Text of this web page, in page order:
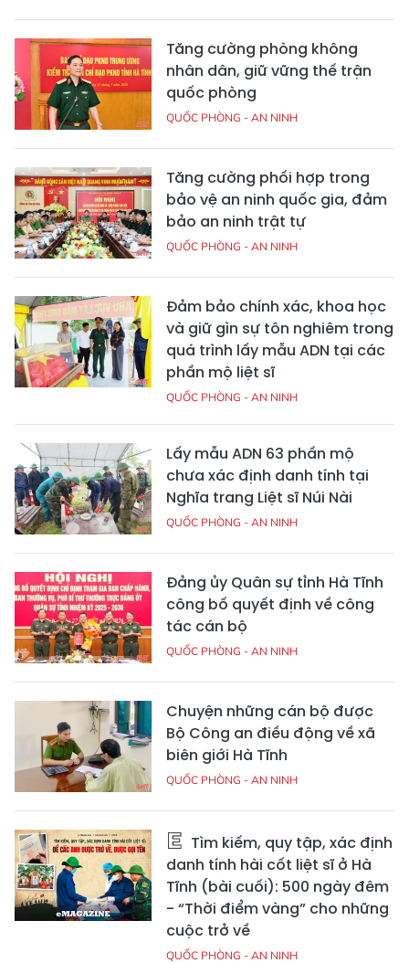
Tăng cường phòng không
nhân dân, giữ vững thế trận
quốc phòng
QUỐC PHÒNG - AN NINH
Tăng cường phối hợp trong
bảo vệ an ninh quốc gia, đảm
bảo an ninh trật tự
QUỐC PHÒNG - AN NINH
Đảm bảo chính xác, khoa học
và giữ gìn sự tôn nghiêm trong
quá trình lấy mẫu ADN tại các
phần mộ liệt sĩ
QUỐC PHÒNG - AN NINH
Lấy mẫu ADN 63 phần mộ
chưa xác định danh tính tại
Nghĩa trang Liệt sĩ Núi Nài
QUỐC PHÒNG - AN NINH
Đảng ủy Quân sự tỉnh Hà Tĩnh
công bố quyết định về công
tác cán bộ
QUỐC PHÒNG - AN NINH
Chuyện những cán bộ được
Bộ Công an điều động về xã
biên giới Hà Tĩnh
QUỐC PHÒNG - AN NINH
Tìm kiếm, quy tập, xác định
danh tính hài cốt liệt sĩ ở Hà
Tĩnh (bài cuối): 500 ngày đêm
- “Thời điểm vàng” cho những
cuộc trở về
QUỐC PHÒNG - AN NINH